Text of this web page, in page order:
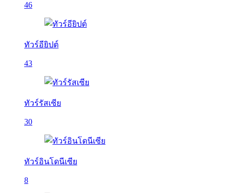
46
ทัวร์อียิปต์
43
ทัวร์รัสเซีย
30
ทัวร์อินโดนีเซีย
8